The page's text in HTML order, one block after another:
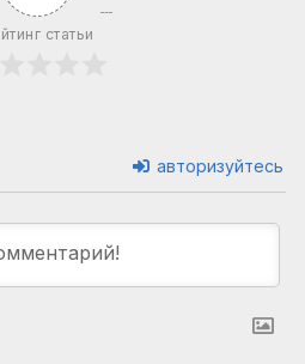
статьи
авторизуйтесь